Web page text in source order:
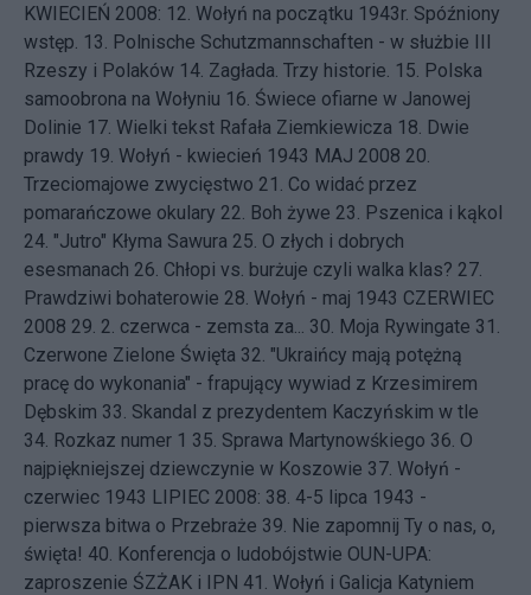
KWIECIEŃ 2008: 12. Wołyń na początku 1943r. Spóźniony
wstęp. 13. Polnische Schutzmannschaften - w służbie III
Rzeszy i Polaków 14. Zagłada. Trzy historie. 15. Polska
samoobrona na Wołyniu 16. Świece ofiarne w Janowej
Dolinie 17. Wielki tekst Rafała Ziemkiewicza 18. Dwie
prawdy 19. Wołyń - kwiecień 1943 MAJ 2008 20.
Trzeciomajowe zwycięstwo 21. Co widać przez
pomarańczowe okulary 22. Boh żywe 23. Pszenica i kąkol
24. "Jutro" Kłyma Sawura 25. O złych i dobrych
esesmanach 26. Chłopi vs. burżuje czyli walka klas? 27.
Prawdziwi bohaterowie 28. Wołyń - maj 1943 CZERWIEC
2008 29. 2. czerwca - zemsta za... 30. Moja Rywingate 31.
Czerwone Zielone Święta 32. "Ukraińcy mają potężną
pracę do wykonania" - frapujący wywiad z Krzesimirem
Dębskim 33. Skandal z prezydentem Kaczyńskim w tle
34. Rozkaz numer 1 35. Sprawa Martynowśkiego 36. O
najpiękniejszej dziewczynie w Koszowie 37. Wołyń -
czerwiec 1943 LIPIEC 2008: 38. 4-5 lipca 1943 -
pierwsza bitwa o Przebraże 39. Nie zapomnij Ty o nas, o,
święta! 40. Konferencja o ludobójstwie OUN-UPA:
zaproszenie ŚZŻAK i IPN 41. Wołyń i Galicja Katyniem